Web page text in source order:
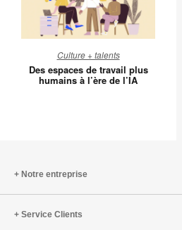
espaces
de
l’IA
Culture + talents
Des espaces de travail plus
humains à l’ère de l’IA
Notre entreprise
Service Clients